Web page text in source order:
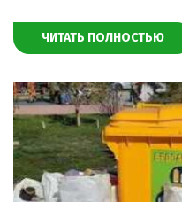
ЧИТАТЬ ПОЛНОСТЬЮ